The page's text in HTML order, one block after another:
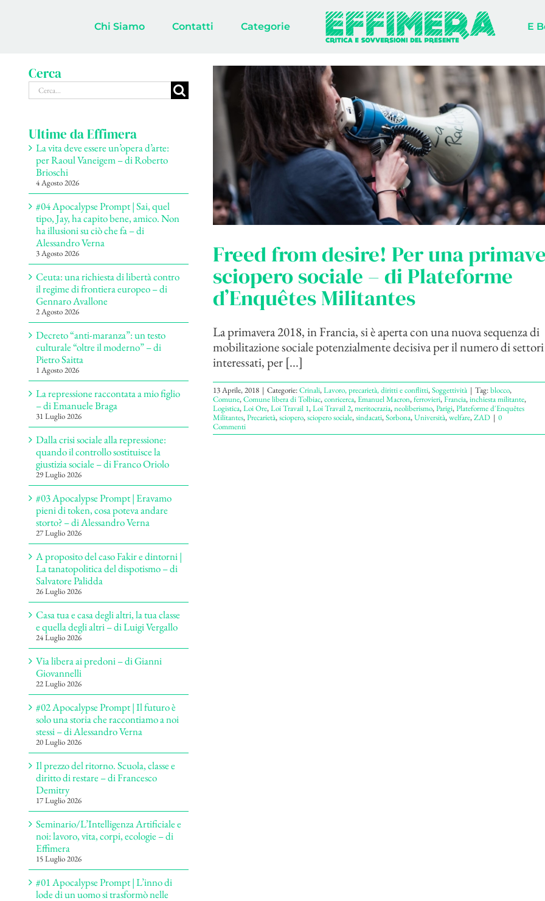
Chi Siamo Contatti Categorie E
Freed from desire! Per una
sciopero sociale – di Plateforme
d’Enquêtes Militantes
La primavera 2018, in Francia, si è aperta con una nuova sequenza di
mobilitazione sociale potenzialmente decisiva per il numero di
interessati, per [...]
13 Aprile, 2018 | Categorie:Crinali,Lavoro, precarietà, diritti e conflitti,Soggettività | Tag:blocco,
Comune,Comune libera di Tolbiac,conricerca,Emanuel Macron,ferrovieri,Francia,inchiesta militante,
Logistica,Loi Ore,Loi Travail 1,Loi Travail 2,meritocrazia,neoliberismo,Parigi,Plateforme d'Enquêtes
Militantes,Precarietà,sciopero,sciopero sociale,sindacati,Sorbona,Università,welfare,ZAD | 0
Commenti
Cerca
Cerca
per:
Ultime da Effimera
La vita deve essere un’opera d’arte:
per Raoul Vaneigem – di Roberto
Brioschi
4 Agosto 2026
#04 Apocalypse Prompt | Sai, quel
tipo, Jay, ha capito bene, amico. Non
ha illusioni su ciò che fa – di
Alessandro Verna
3 Agosto 2026
Ceuta: una richiesta di libertà contro
il regime di frontiera europeo – di
Gennaro Avallone
2 Agosto 2026
Decreto “anti-maranza”: un testo
culturale “oltre il moderno” – di
Pietro Saitta
1 Agosto 2026
La repressione raccontata a mio figlio
– di Emanuele Braga
31 Luglio 2026
Dalla crisi sociale alla repressione:
quando il controllo sostituisce la
giustizia sociale – di Franco Oriolo
29 Luglio 2026
#03 Apocalypse Prompt | Eravamo
pieni di token, cosa poteva andare
storto? – di Alessandro Verna
27 Luglio 2026
A proposito del caso Fakir e dintorni |
La tanatopolitica del dispotismo – di
Salvatore Palidda
26 Luglio 2026
Casa tua e casa degli altri, la tua classe
e quella degli altri – di Luigi Vergallo
24 Luglio 2026
Via libera ai predoni – di Gianni
Giovannelli
22 Luglio 2026
#02 Apocalypse Prompt | Il futuro è
solo una storia che raccontiamo a noi
stessi – di Alessandro Verna
20 Luglio 2026
Il prezzo del ritorno. Scuola, classe e
diritto di restare – di Francesco
Demitry
17 Luglio 2026
Seminario/L’Intelligenza Artificiale e
noi: lavoro, vita, corpi, ecologie – di
Effimera
15 Luglio 2026
#01 Apocalypse Prompt | L’inno di
lode di un uomo si trasformò nelle